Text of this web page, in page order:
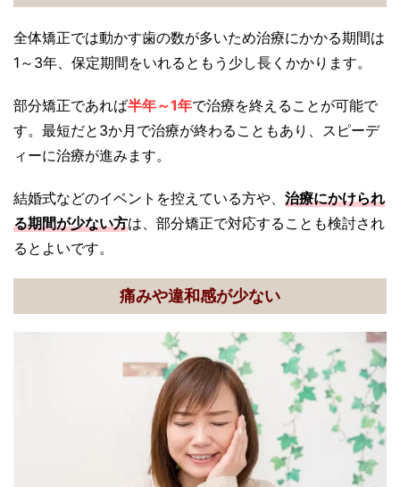
全体矯正では動かす歯の数が多いため治療にかかる期間は
1～3年、保定期間をいれるともう少し長くかかります。
部分矯正であれば半年～1年で治療を終えることが可能で
す。最短だと3か月で治療が終わることもあり、スピーデ
ィーに治療が進みます。
結婚式などのイベントを控えている方や、 治療にかけられ
る期間が少ない方は、部分矯正で対応することも検討され
るとよいです。
痛みや違和感が少ない